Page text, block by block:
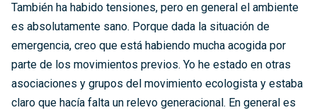
También ha habido tensiones, pero en general el ambiente
es absolutamente sano. Porque dada la situación de
emergencia, creo que está habiendo mucha acogida por
parte de los movimientos previos. Yo he estado en otras
asociaciones y grupos del movimiento ecologista y estaba
claro que hacía falta un relevo generacional. En general es